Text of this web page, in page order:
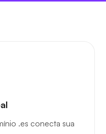
.es conecta sua